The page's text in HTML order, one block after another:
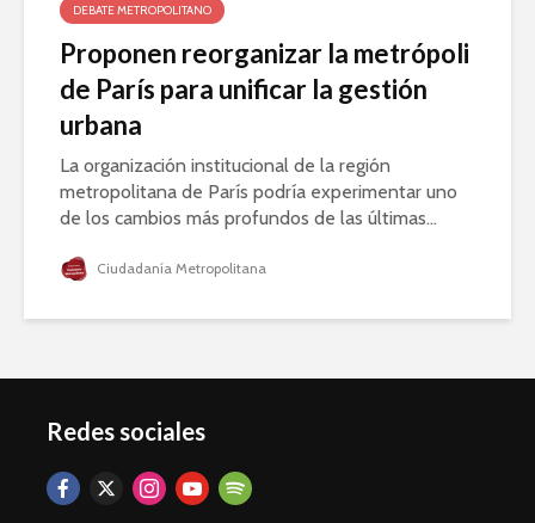
DEBATE METROPOLITANO
Proponen reorganizar la metrópoli
de París para unificar la gestión
urbana
La organización institucional de la región
metropolitana de París podría experimentar uno
de los cambios más profundos de las últimas...
Ciudadanía Metropolitana
Redes sociales